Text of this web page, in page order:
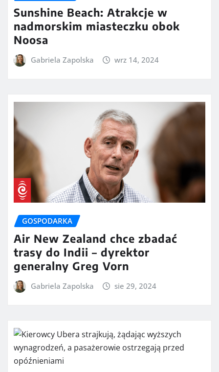
Sunshine Beach: Atrakcje w
nadmorskim miasteczku obok
Noosa
Gabriela Zapolska wrz 14, 2024
GOSPODARKA
Air New Zealand chce zbadać
trasy do Indii – dyrektor
generalny Greg Vorn
Gabriela Zapolska sie 29, 2024